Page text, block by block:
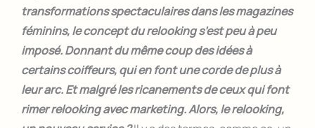
transformations spectaculaires dans les magazines
féminins, le concept du relooking s’est peu à peu
imposé. Donnant du même coup des idées à
certains coiffeurs, qui en font une corde de plus à
leur arc. Et malgré les ricanements de ceux qui font
rimer relooking avec marketing. Alors, le relooking,